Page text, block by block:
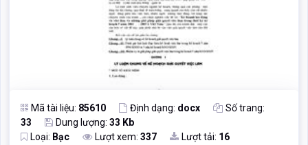
Mã tài liệu: 85610 Định dạng: docx
Số trang:
33
Dung lượng: 33 Kb
Loại: Bạc Lượt xem: 337 Lượt tải: 16